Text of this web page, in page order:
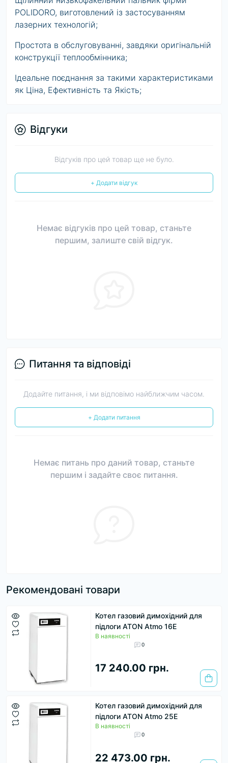
POLIDORO, виготовлений із застосуванням
лазерних технологій;
Простота в обслуговуванні, завдяки оригінальній
конструкції теплообмінника;
Ідеальне поєднання за такими характеристиками
як Ціна, Ефективність та Якість;
Відгуки
Відгуків про цей товар ще не було.
+ Додати відгук
Немає відгуків про цей товар, станьте
першим, залиште свій відгук.
Питання та відповіді
Додайте питання, і ми відповімо найближчим часом.
+ Додати питання
Немає питань про даний товар, станьте
першим і задайте своє питання.
Рекомендовані товари
Котел газовий димохідний для
підлоги ATON Atmo 16Е
В наявності
0
17 240.00 грн.
Котел газовий димохідний для
підлоги ATON Atmo 25Е
В наявності
0
22 473.00 грн.